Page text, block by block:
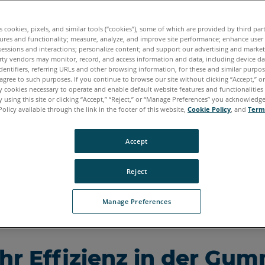
Kunststoffverarbeitung fangen Präzision und
an. Das gilt insbesondere für Arbeitsgänge mit
der Zeit abnutzen und verziehen können. Die
Konstruktion und Erprobung von Gussformen
dafür, dass Probleme schneller erkannt und
Montage eliminiert werden, bevor sie zu
Gummi + Kunststoffe
Effizienz in der
cookies, pixels, and similar tools (“cookies”), some of which are provided by third
and functionality; measure, analyze, and improve site performance; enhance user
and interactions; personalize content; and support our advertising and
vendors may monitor, record, and access information and data, including device
referring URLs and other browsing information, for these and similar
to such purposes. If you continue to browse our site without clicking “Accept,”
cookies necessary to operate and enable default website features and
using this site or clicking “Accept,” “Reject,” or “Manage Preferences” you
available through the link in the footer of this website, Cookie Policy, and
Manage Preferences
Reject
Accept